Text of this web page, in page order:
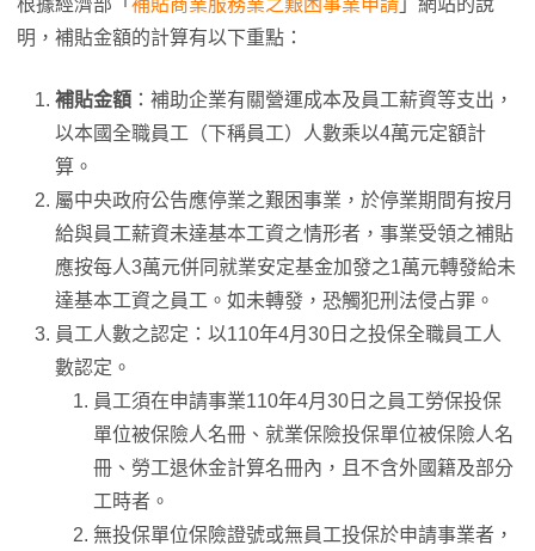
根據經濟部「 補貼商業服務業之艱困事業申請 」網站的說
明，補貼金額的計算有以下重點：
補貼金額 ：補助企業有關營運成本及員工薪資等支出，
以本國全職員工（下稱員工）人數乘以4萬元定額計
算。
屬中央政府公告應停業之艱困事業，於停業期間有按月
給與員工薪資未達基本工資之情形者，事業受領之補貼
應按每人3萬元併同就業安定基金加發之1萬元轉發給未
達基本工資之員工。如未轉發，恐觸犯刑法侵占罪。
員工人數之認定：以110年4月30日之投保全職員工人
數認定。
員工須在申請事業110年4月30日之員工勞保投保
單位被保險人名冊、就業保險投保單位被保險人名
冊、勞工退休金計算名冊內，且不含外國籍及部分
工時者。
無投保單位保險證號或無員工投保於申請事業者，